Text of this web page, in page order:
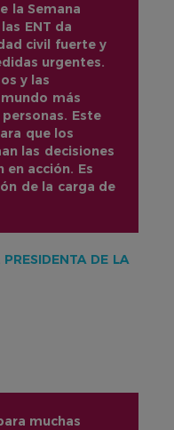
la Semana
ENT da
civil fuerte y
urgentes.
y las
más
Este
que los
las decisiones
acción. Es
de la carga de
PRESIDENTA DE LA
muchas